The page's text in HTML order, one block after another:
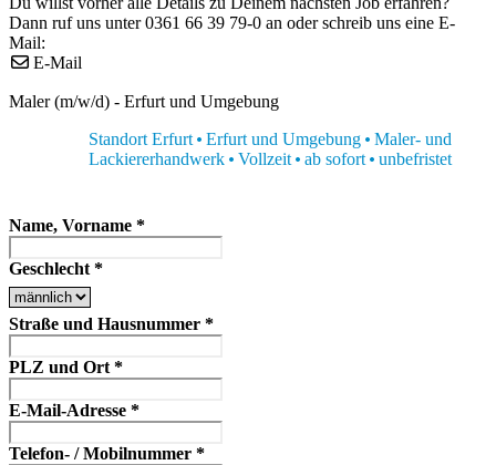
Dann ruf uns unter 0361 66 39 79-0 an oder schreib uns eine E-
Mail:
E-Mail
Maler (m/w/d) - Erfurt und Umgebung
Standort Erfurt
Erfurt und Umgebung
Maler- und
Lackiererhandwerk
Vollzeit ab sofort unbefristet
Name, Vorname *
Geschlecht *
Straße und Hausnummer *
PLZ und Ort *
E-Mail-Adresse *
Telefon- / Mobilnummer *